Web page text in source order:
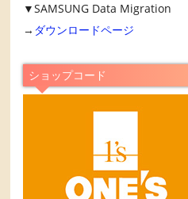
▼SAMSUNG Data Migration
→ ダウンロードページ
ショップコード